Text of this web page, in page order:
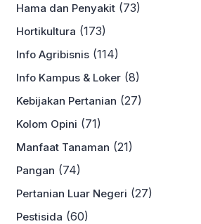
Hama dan Penyakit (73)
Hortikultura (173)
Info Agribisnis (114)
Info Kampus & Loker (8)
Kebijakan Pertanian (27)
Kolom Opini (71)
Manfaat Tanaman (21)
Pangan (74)
Pertanian Luar Negeri (27)
Pestisida (60)